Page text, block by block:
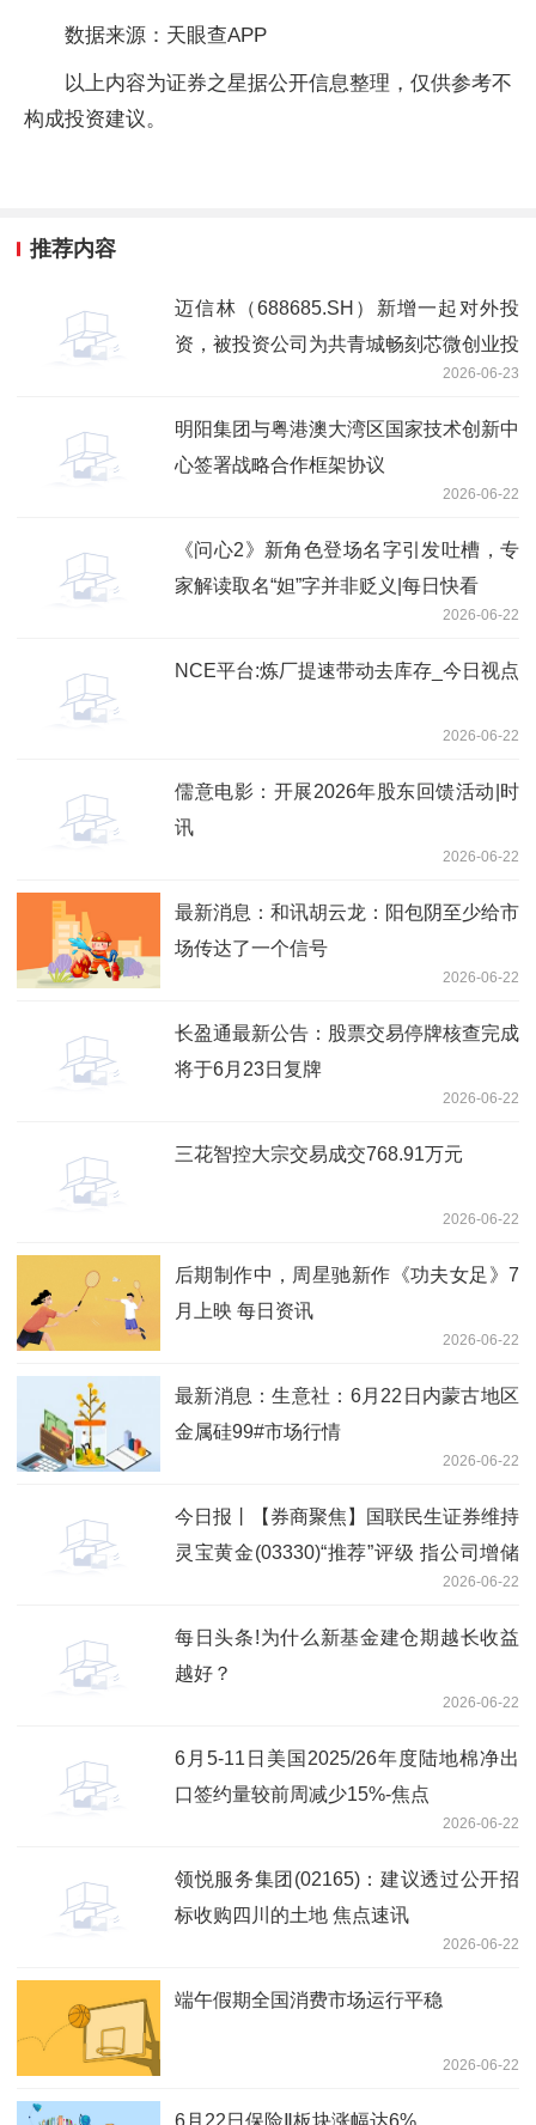
数据来源：天眼查APP
以上内容为证券之星据公开信息整理，仅供参考不
构成投资建议。
推荐内容
迈信林（688685.SH）新增一起对外投
资，被投资公司为共青城畅刻芯微创业投
2026-06-23
明阳集团与粤港澳大湾区国家技术创新中
心签署战略合作框架协议
2026-06-22
《问心2》新角色登场名字引发吐槽，专
家解读取名“妲”字并非贬义|每日快看
2026-06-22
NCE平台:炼厂提速带动去库存_今日视点
2026-06-22
儒意电影：开展2026年股东回馈活动|时
讯
2026-06-22
最新消息：和讯胡云龙：阳包阴至少给市
场传达了一个信号
2026-06-22
长盈通最新公告：股票交易停牌核查完成
将于6月23日复牌
2026-06-22
三花智控大宗交易成交768.91万元
2026-06-22
后期制作中，周星驰新作《功夫女足》7
月上映 每日资讯
2026-06-22
最新消息：生意社：6月22日内蒙古地区
金属硅99#市场行情
2026-06-22
今日报丨【券商聚焦】国联民生证券维持
灵宝黄金(03330)“推荐”评级 指公司增储
2026-06-22
每日头条!为什么新基金建仓期越长收益
越好？
2026-06-22
6月5-11日美国2025/26年度陆地棉净出
口签约量较前周减少15%-焦点
2026-06-22
领悦服务集团(02165)：建议透过公开招
标收购四川的土地 焦点速讯
2026-06-22
端午假期全国消费市场运行平稳
2026-06-22
6月22日保险Ⅱ板块涨幅达6%